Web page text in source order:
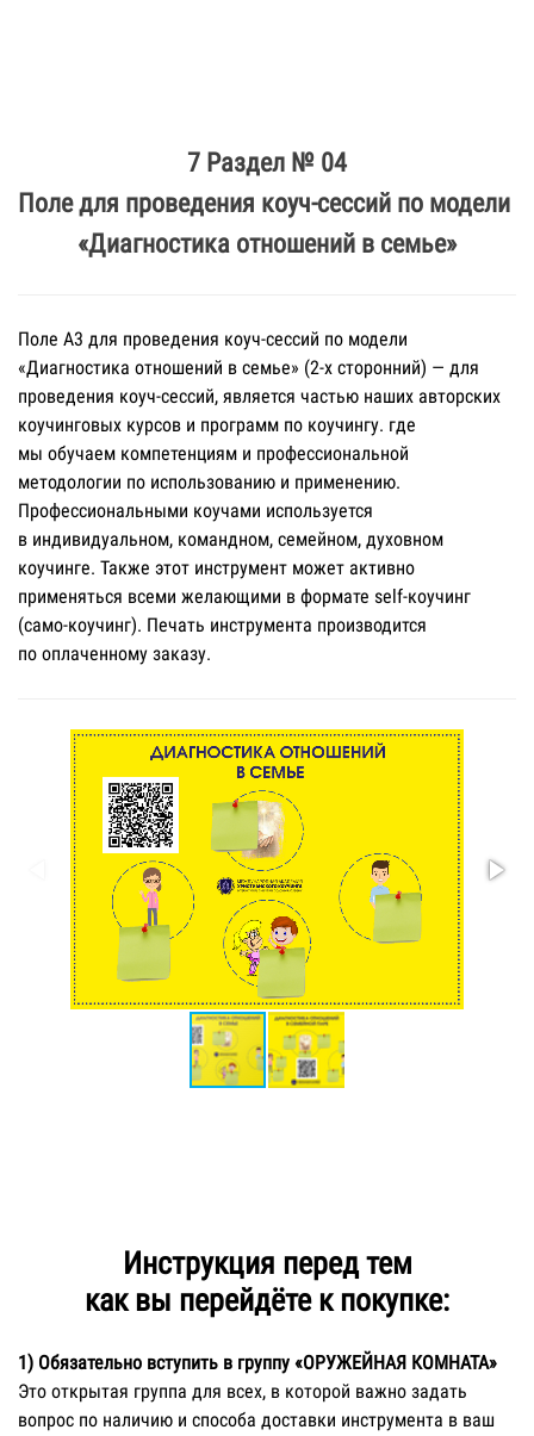
7 Раздел № 04
Поле для проведения коуч-сессий по модели
«Диагностика отношений в семье»
Поле А3 для проведения коуч-сессий по модели
«Диагностика отношений в семье» (2-х сторонний) — для
проведения коуч-сессий, является частью наших авторских
коучинговых курсов и программ по коучингу. где
мы обучаем компетенциям и профессиональной
методологии по использованию и применению.
Профессиональными коучами используется
в индивидуальном, командном, семейном, духовном
коучинге. Также этот инструмент может активно
применяться всеми желающими в формате self-коучинг
(само-коучинг). Печать инструмента производится
по оплаченному заказу.
Инструкция перед тем
как вы перейдёте к покупке:
1) Обязательно вступить в группу «ОРУЖЕЙНАЯ КОМНАТА»
Это открытая группа для всех, в которой важно задать
вопрос по наличию и способа доставки инструмента в ваш